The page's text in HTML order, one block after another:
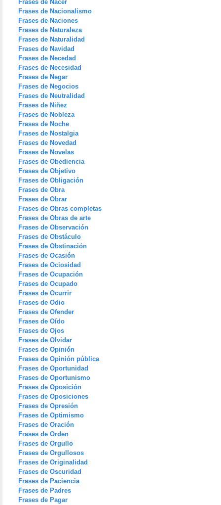
Frases de Nacer
Frases de Nacionalismo
Frases de Naciones
Frases de Naturaleza
Frases de Naturalidad
Frases de Navidad
Frases de Necedad
Frases de Necesidad
Frases de Negar
Frases de Negocios
Frases de Neutralidad
Frases de Niñez
Frases de Nobleza
Frases de Noche
Frases de Nostalgia
Frases de Novedad
Frases de Novelas
Frases de Obediencia
Frases de Objetivo
Frases de Obligación
Frases de Obra
Frases de Obrar
Frases de Obras completas
Frases de Obras de arte
Frases de Observación
Frases de Obstáculo
Frases de Obstinación
Frases de Ocasión
Frases de Ociosidad
Frases de Ocupación
Frases de Ocupado
Frases de Ocurrir
Frases de Odio
Frases de Ofender
Frases de Oído
Frases de Ojos
Frases de Olvidar
Frases de Opinión
Frases de Opinión pública
Frases de Oportunidad
Frases de Oportunismo
Frases de Oposición
Frases de Oposiciones
Frases de Opresión
Frases de Optimismo
Frases de Oración
Frases de Orden
Frases de Orgullo
Frases de Orgullosos
Frases de Originalidad
Frases de Oscuridad
Frases de Paciencia
Frases de Padres
Frases de Pagar